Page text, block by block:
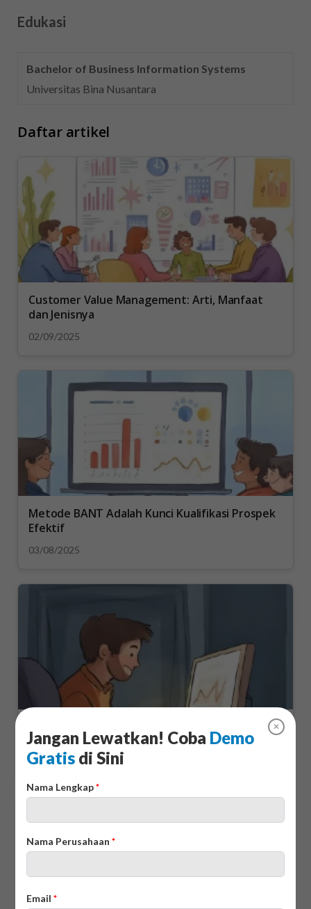
✕
Jangan Lewatkan! Coba Demo
Gratis di Sini
Nama Lengkap*
Nama Perusahaan*
Email*
Edukasi
Bachelor of Business Information Systems
Universitas Bina Nusantara
Daftar artikel
Customer Value Management: Arti, Manfaat
dan Jenisnya
02/09/2025
Metode BANT Adalah Kunci Kualifikasi Prospek
Efektif
03/08/2025
untuk Bisnis
30/07/2025